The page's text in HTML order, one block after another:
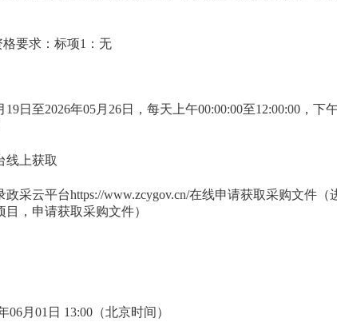
要求： 标项1：无
19日 至2026年05月26日 ，每天上午00:00:00至12:00:00 ，下
线上获取
政采云平台https://www.zcygov.cn/在线申请获取采购文件（
，申请获取采购文件）
06月01日 13:00 （北京时间）